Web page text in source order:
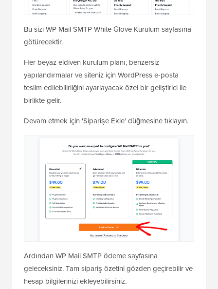
Bu sizi WP Mail SMTP White Glove Kurulum sayfasına
götürecektir.
Her beyaz eldiven kurulum planı, benzersiz
yapılandırmalar ve siteniz için WordPress e-posta
teslim edilebilirliğini ayarlayacak özel bir geliştirici ile
birlikte gelir.
Devam etmek için 'Siparişe Ekle' düğmesine tıklayın.
Ardından WP Mail SMTP ödeme sayfasına
geleceksiniz. Tam sipariş özetini gözden geçirebilir ve
hesap bilgilerinizi ekleyebilirsiniz.